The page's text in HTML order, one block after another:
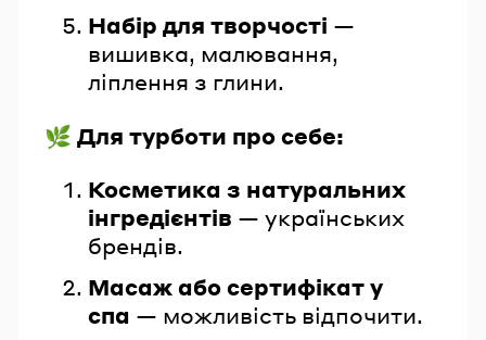
Набір для творчості —
вишивка, малювання,
ліплення з глини.
🌿 Для турботи про себе:
Косметика з натуральних
інгредієнтів — українських
брендів.
Масаж або сертифікат у
спа — можливість відпочити.